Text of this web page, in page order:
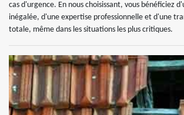
cas d'urgence. En nous choisissant, vous bénéficiez
inégalée, d'une expertise professionnelle et d'une
totale, même dans les situations les plus critiques.